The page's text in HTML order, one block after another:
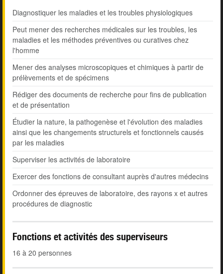
Diagnostiquer les maladies et les troubles physiologiques
Peut mener des recherches médicales sur les troubles, les
maladies et les méthodes préventives ou curatives chez
l'homme
Mener des analyses microscopiques et chimiques à partir de
prélèvements et de spécimens
Rédiger des documents de recherche pour fins de publication
et de présentation
Étudier la nature, la pathogenèse et l'évolution des maladies
ainsi que les changements structurels et fonctionnels causés
par les maladies
Superviser les activités de laboratoire
Exercer des fonctions de consultant auprès d'autres médecins
Ordonner des épreuves de laboratoire, des rayons x et autres
procédures de diagnostic
Fonctions et activités des superviseurs
16 à 20 personnes